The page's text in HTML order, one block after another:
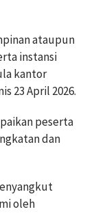
ataupun
instansi
kantor
23 April 2026.
peserta
dan
oleh